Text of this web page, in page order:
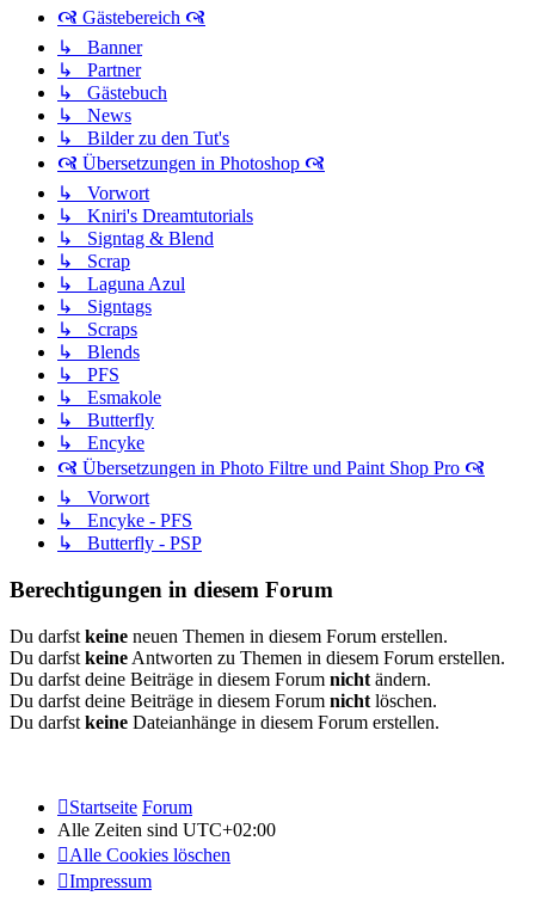
🙧 Gästebereich 🙧
↳ Banner
↳ Partner
↳ Gästebuch
↳ News
↳ Bilder zu den Tut's
🙧 Übersetzungen in Photoshop 🙧
↳ Vorwort
↳ Kniri's Dreamtutorials
↳ Signtag & Blend
↳ Scrap
↳ Laguna Azul
↳ Signtags
↳ Scraps
↳ Blends
↳ PFS
↳ Esmakole
↳ Butterfly
↳ Encyke
🙧 Übersetzungen in Photo Filtre und Paint Shop Pro 🙧
↳ Vorwort
↳ Encyke - PFS
↳ Butterfly - PSP
Berechtigungen in diesem Forum
Du darfst keine neuen Themen in diesem Forum erstellen.
Du darfst keine Antworten zu Themen in diesem Forum erstellen.
Du darfst deine Beiträge in diesem Forum nicht ändern.
Du darfst deine Beiträge in diesem Forum nicht löschen.
Du darfst keine Dateianhänge in diesem Forum erstellen.
Startseite Forum
Alle Zeiten sind UTC+02:00
Alle Cookies löschen
Impressum